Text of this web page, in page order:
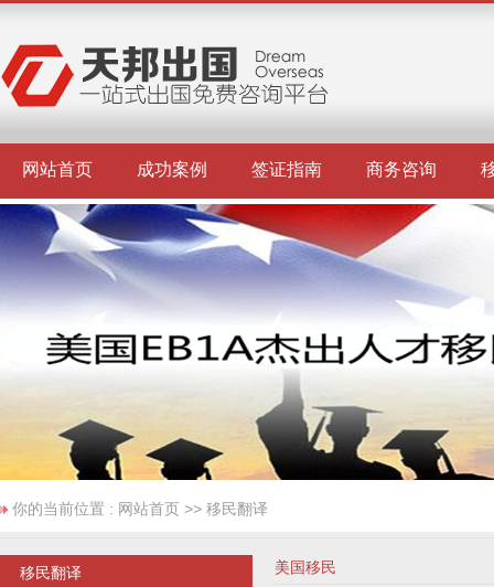
网站首页 成功案例 签证指南 商务咨询
你的当前位置 : 网站首页 >> 移民翻译
移民翻译 美国移民